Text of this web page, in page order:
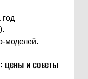
год
моделей.
цены и советы